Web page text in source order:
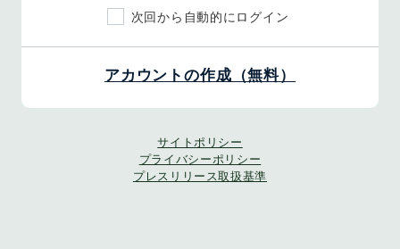
次回から自動的にログイン
アカウントの作成（無料）
サイトポリシー
プライバシーポリシー
プレスリリース取扱基準